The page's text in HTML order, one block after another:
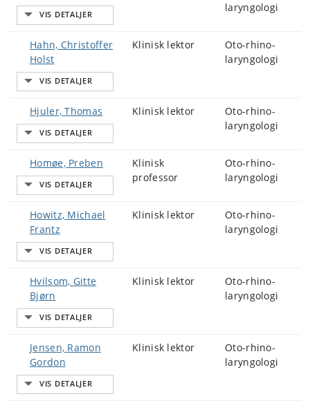
laryngologi
Hahn, Christoffer
Holst
Klinisk lektor
Oto-rhino-
laryngologi
Hjuler, Thomas Klinisk lektor
Oto-rhino-
laryngologi
Homøe, Preben
Klinisk
professor
Oto-rhino-
laryngologi
Howitz, Michael
Frantz
Klinisk lektor
Oto-rhino-
laryngologi
Hvilsom, Gitte
Bjørn
Klinisk lektor
Oto-rhino-
laryngologi
Jensen, Ramon
Gordon
Klinisk lektor
Oto-rhino-
laryngologi